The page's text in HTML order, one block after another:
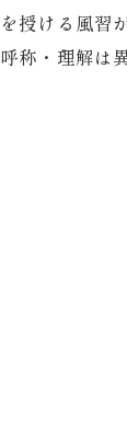
授ける風習
称・理解は